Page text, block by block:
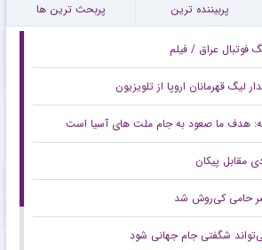
پربیننده ترین پربحث ترین ها
فوتبال عراق / فیلم
هدف ما صعود به جام ملت های آسیا است
مقابل پیکان
حامی کی‌روش شد
شگفتی جام جهانی شود